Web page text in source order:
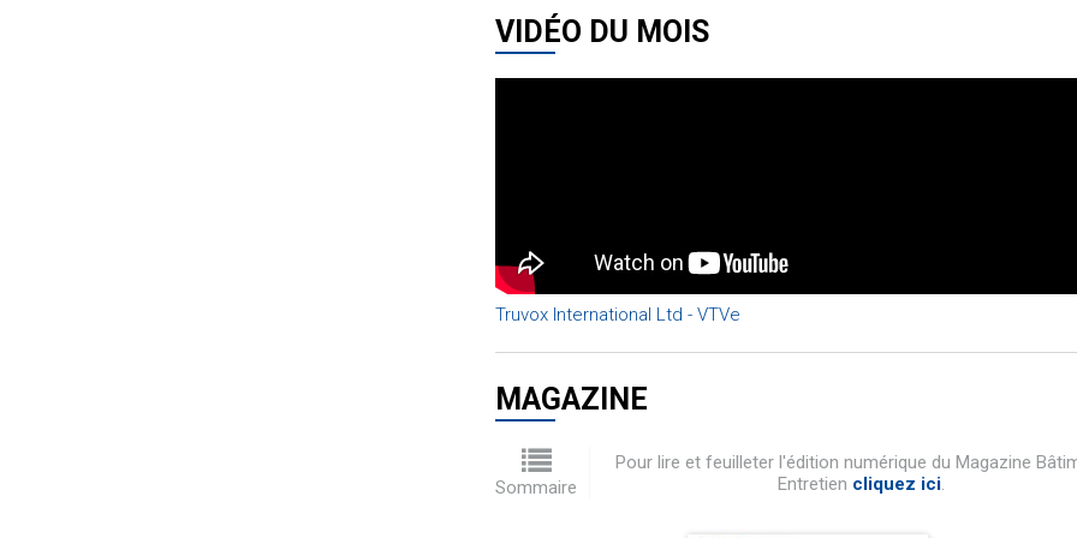
VIDÉO DU MOIS
Truvox International Ltd - VTVe
MAGAZINE
Sommaire
Pour lire et feuilleter l'édition numérique du Magazine
Entretien cliquez ici